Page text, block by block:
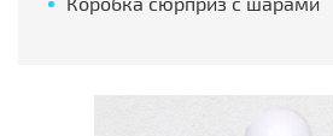
Коробка сюрприз с шарами